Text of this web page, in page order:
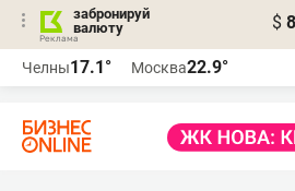
забронируй
валюту
$
Челны17.1° Москва22.9°